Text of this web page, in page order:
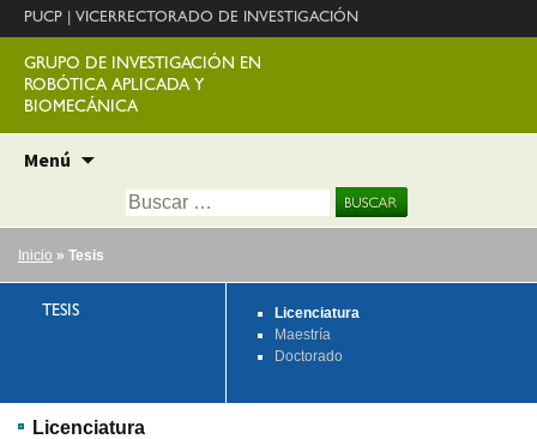
PUCP VICERRECTORADO DE INVESTIGACIÓN
GRUPO DE INVESTIGACIÓN EN
ROBÓTICA APLICADA Y
BIOMECÁNICA
Menú
contenido
Buscar:
Inicio » Tesis
TESIS
Licenciatura
Maestría
Doctorado
Licenciatura